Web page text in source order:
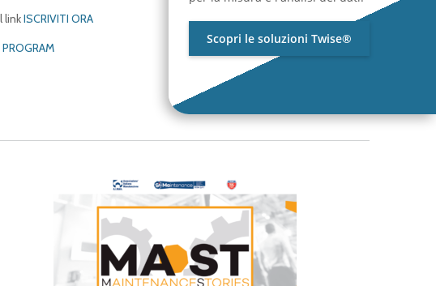
linkISCRIVITI ORA
Scopri le soluzioni Twise®